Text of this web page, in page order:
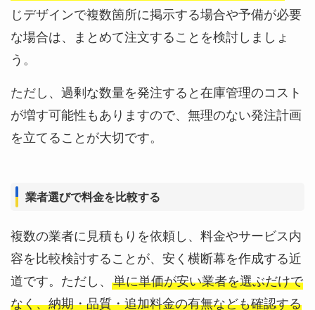
じデザインで複数箇所に掲示する場合や予備が必要
な場合は、まとめて注文することを検討しましょ
う。
ただし、過剰な数量を発注すると在庫管理のコスト
が増す可能性もありますので、無理のない発注計画
を立てることが大切です。
業者選びで料金を比較する
複数の業者に見積もりを依頼し、料金やサービス内
容を比較検討することが、安く横断幕を作成する近
道です。ただし、 単に単価が安い業者を選ぶだけで
なく、納期・品質・追加料金の有無なども確認する